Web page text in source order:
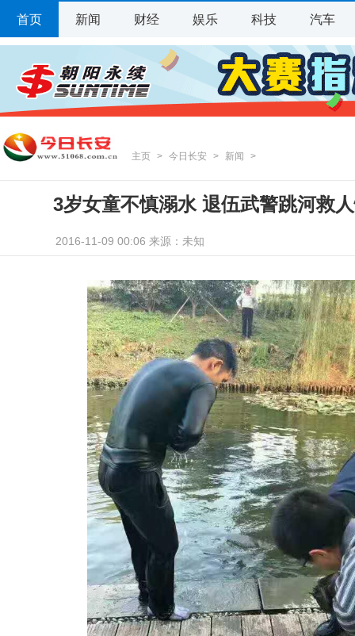
首页 新闻 财经 娱乐 科技 汽车
主页 > 今日长安 > 新闻 >
3岁女童不慎溺水 退伍武警跳河救
2016-11-09 00:06 来源：未知